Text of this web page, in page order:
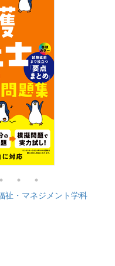
祉・マネジメント学科